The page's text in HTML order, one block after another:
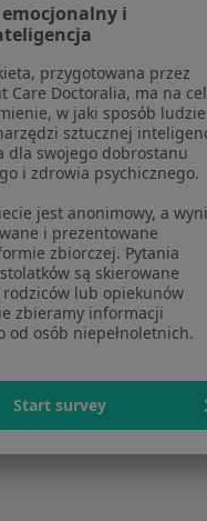
Logopedzi w
choroby
w Krakowie
Krakowie
w Krakowie
i
przygotowana przez
Care Doctoralia, ma na
w jaki sposób ludzie
sztucznej
dla swojego dobrostanu
i zdrowia psychicznego.
jest anonimowy, a
i prezentowane
zbiorczej. Pytania
są skierowane
rodziców lub opiekunów
zbieramy informacji
od osób niepełnoletnich.
Start survey